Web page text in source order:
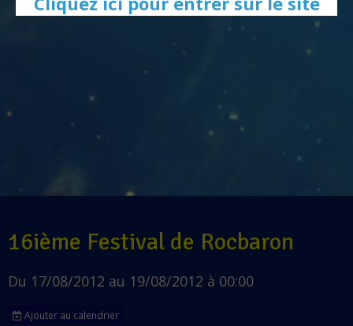
16ième Festival de Rocbaron
Du 17/08/2012 au 19/08/2012 à 00:00
Ajouter au calendrier